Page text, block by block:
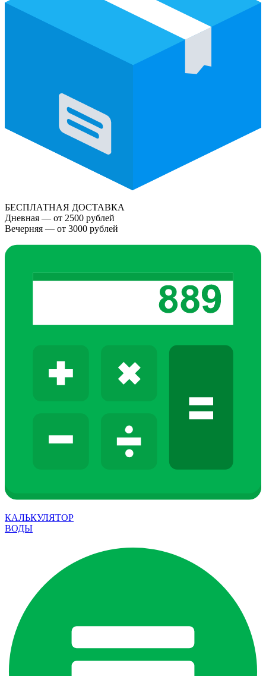
БЕСПЛАТНАЯ ДОСТАВКА
Дневная — от 2500 рублей
Вечерняя — от 3000 рублей
КАЛЬКУЛЯТОР
ВОДЫ